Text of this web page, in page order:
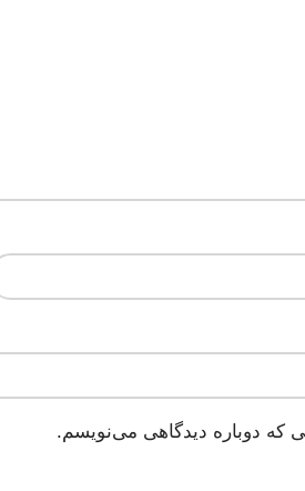
که دوباره دیدگاهی می‌نویسم.